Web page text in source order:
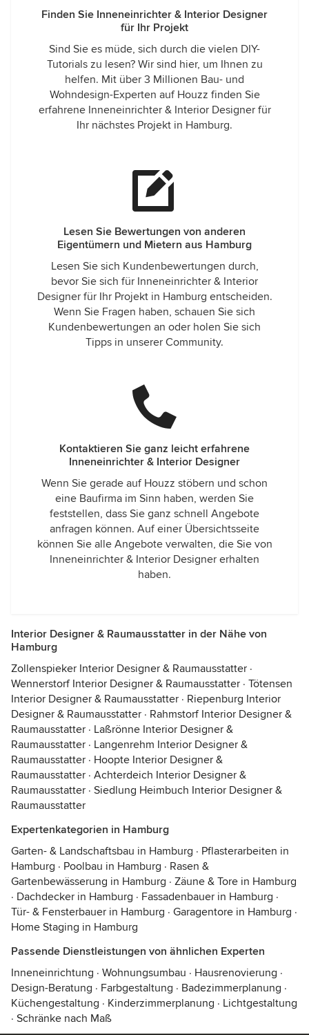
Finden Sie Inneneinrichter & Interior Designer
für Ihr Projekt
Sind Sie es müde, sich durch die vielen DIY-
Tutorials zu lesen? Wir sind hier, um Ihnen zu
helfen. Mit über 3 Millionen Bau- und
Wohndesign-Experten auf Houzz finden Sie
erfahrene Inneneinrichter & Interior Designer für
Ihr nächstes Projekt in Hamburg.
Lesen Sie Bewertungen von anderen
Eigentümern und Mietern aus Hamburg
Lesen Sie sich Kundenbewertungen durch,
bevor Sie sich für Inneneinrichter & Interior
Designer für Ihr Projekt in Hamburg entscheiden.
Wenn Sie Fragen haben, schauen Sie sich
Kundenbewertungen an oder holen Sie sich
Tipps in unserer Community.
Kontaktieren Sie ganz leicht erfahrene
Inneneinrichter & Interior Designer
Wenn Sie gerade auf Houzz stöbern und schon
eine Baufirma im Sinn haben, werden Sie
feststellen, dass Sie ganz schnell Angebote
anfragen können. Auf einer Übersichtsseite
können Sie alle Angebote verwalten, die Sie von
Inneneinrichter & Interior Designer erhalten
haben.
Interior Designer & Raumausstatter in der Nähe von
Hamburg
Zollenspieker Interior Designer & Raumausstatter ·
Wennerstorf Interior Designer & Raumausstatter · Tötensen
Interior Designer & Raumausstatter · Riepenburg Interior
Designer & Raumausstatter · Rahmstorf Interior Designer &
Raumausstatter · Laßrönne Interior Designer &
Raumausstatter · Langenrehm Interior Designer &
Raumausstatter · Hoopte Interior Designer &
Raumausstatter · Achterdeich Interior Designer &
Raumausstatter · Siedlung Heimbuch Interior Designer &
Raumausstatter
Expertenkategorien in Hamburg
Garten- & Landschaftsbau in Hamburg · Pflasterarbeiten in
Hamburg · Poolbau in Hamburg · Rasen &
Gartenbewässerung in Hamburg · Zäune & Tore in Hamburg
· Dachdecker in Hamburg · Fassadenbauer in Hamburg ·
Tür- & Fensterbauer in Hamburg · Garagentore in Hamburg ·
Home Staging in Hamburg
Passende Dienstleistungen von ähnlichen Experten
Inneneinrichtung · Wohnungsumbau · Hausrenovierung ·
Design-Beratung · Farbgestaltung · Badezimmerplanung ·
Küchengestaltung · Kinderzimmerplanung · Lichtgestaltung
· Schränke nach Maß